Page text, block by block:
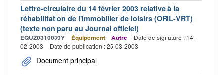
Lettre-circulaire du 14 février 2003 relative à la
réhabilitation de l'immobilier de loisirs (ORIL-VRT)
(texte non paru au Journal officiel)
EQUZ0310039Y Équipement Autre
Date de signature : 14-
02-2003
Date de publication : 25-03-2003
Document principal